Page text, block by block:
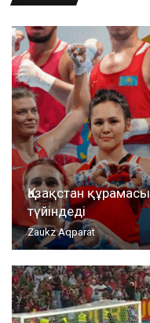
Қазақстан
түйіндеді
Zaukz Aqparat